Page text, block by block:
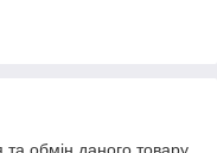
обмін даного товару